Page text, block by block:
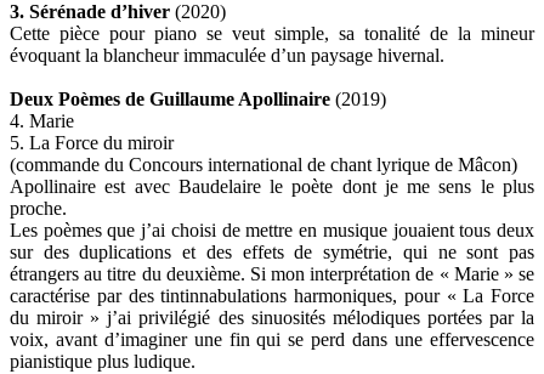
3. Sérénade d’hiver (2020)
Cette pièce pour piano se veut simple, sa tonalité de la mineur
évoquant la blancheur immaculée d’un paysage hivernal.
Deux Poèmes de Guillaume Apollinaire (2019)
4. Marie
5. La Force du miroir
(commande du Concours international de chant lyrique de Mâcon)
Apollinaire est avec Baudelaire le poète dont je me sens le plus
proche.
Les poèmes que j’ai choisi de mettre en musique jouaient tous deux
sur des duplications et des effets de symétrie, qui ne sont pas
étrangers au titre du deuxième. Si mon interprétation de « Marie » se
caractérise par des tintinnabulations harmoniques, pour « La Force
du miroir » j’ai privilégié des sinuosités mélodiques portées par la
voix, avant d’imaginer une fin qui se perd dans une effervescence
pianistique plus ludique.